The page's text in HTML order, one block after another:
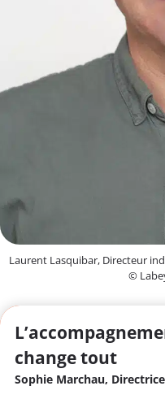
Laurent Lasquibar, Directeur
©
change tout
Sophie Marchau,